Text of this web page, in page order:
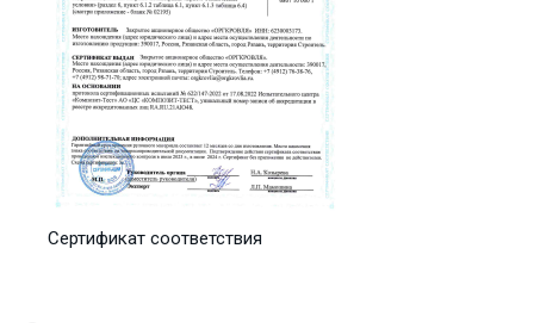
Сертификат соответствия